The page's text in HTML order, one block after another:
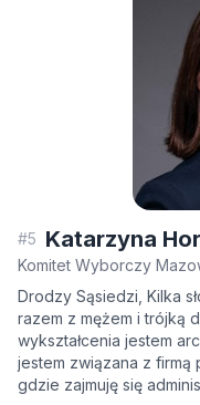
#5 Katarzyna
Komitet Wyborczy
Drodzy Sąsiedzi, Kilka
razem z mężem i trójką
wykształcenia jestem
jestem związana z firmą
gdzie zajmuję się